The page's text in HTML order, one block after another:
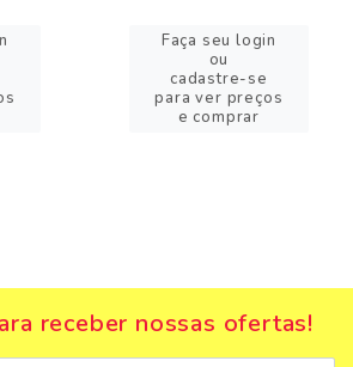
Faça seu login
ou
cadastre-se
para ver preços
e comprar
receber nossas ofertas!